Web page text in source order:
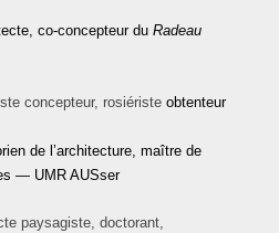
co-concepteur du Radeau
concepteur, rosiéristeobtenteur
de l’architecture, maître de
— UMR AUSser
paysagiste, doctorant,